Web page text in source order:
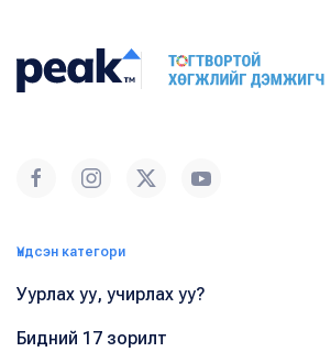
Үндсэн категори
Уурлах уу, учирлах уу?
Бидний 17 зорилт